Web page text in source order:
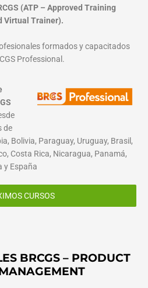
(ATP – Approved Training
Virtual Trainer).
formados y capacitados
Professional.
de
Bolivia, Paraguay, Uruguay, Brasil,
Costa Rica, Nicaragua, Panamá,
y España
CURSOS
BRCGS – PRODUCT